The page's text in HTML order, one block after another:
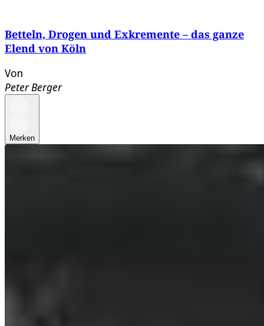
Betteln, Drogen und Exkremente – das ganze
Elend von Köln
Von
Peter Berger
Merken